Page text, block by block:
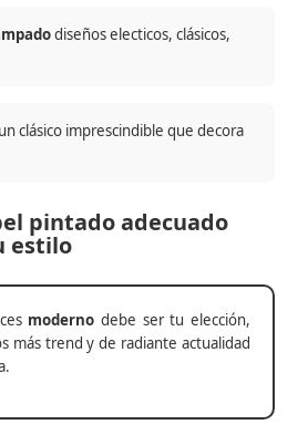
diseños electicos, clásicos,
un clásico imprescindible que decora
pintado adecuado
estilo
moderno debe ser tu elección,
más trend y de radiante actualidad